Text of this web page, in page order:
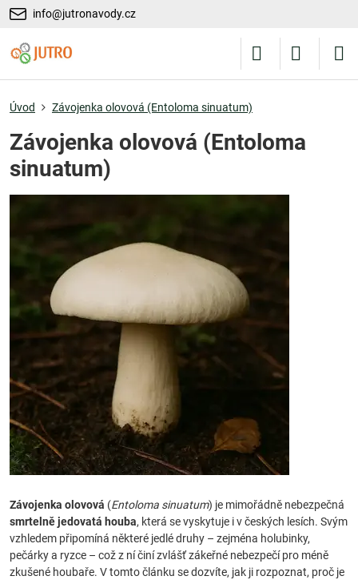
info@jutronavody.cz
Úvod Závojenka olovová (Entoloma sinuatum)
Závojenka olovová (Entoloma
sinuatum)
Závojenka olovová (Entoloma sinuatum) je mimořádně nebezpečná
smrtelně jedovatá houba, která se vyskytuje i v českých lesích. Svým
vzhledem připomíná některé jedlé druhy – zejména holubinky,
pečárky a ryzce – což z ní činí zvlášť zákeřné nebezpečí pro méně
zkušené houbaře. V tomto článku se dozvíte, jak ji rozpoznat, proč je